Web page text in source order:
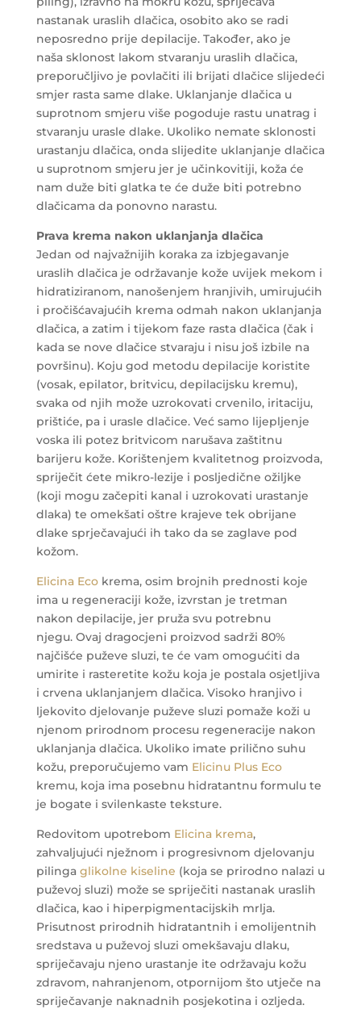
nastanak uraslih dlačica, osobito ako se radi
neposredno prije depilacije. Također, ako je
naša sklonost lakom stvaranju uraslih dlačica,
preporučljivo je povlačiti ili brijati dlačice slijedeći
smjer rasta same dlake. Uklanjanje dlačica u
suprotnom smjeru više pogoduje rastu unatrag i
stvaranju urasle dlake. Ukoliko nemate sklonosti
urastanju dlačica, onda slijedite uklanjanje dlačica
u suprotnom smjeru jer je učinkovitiji, koža će
nam duže biti glatka te će duže biti potrebno
dlačicama da ponovno narastu.
Prava krema nakon uklanjanja dlačica
Jedan od najvažnijih koraka za izbjegavanje
uraslih dlačica je održavanje kože uvijek mekom i
hidratiziranom, nanošenjem hranjivih, umirujućih
i pročišćavajućih krema odmah nakon uklanjanja
dlačica, a zatim i tijekom faze rasta dlačica (čak i
kada se nove dlačice stvaraju i nisu još izbile na
površinu). Koju god metodu depilacije koristite
(vosak, epilator, britvicu, depilacijsku kremu),
svaka od njih može uzrokovati crvenilo, iritaciju,
prištiće, pa i urasle dlačice. Već samo lijepljenje
voska ili potez britvicom narušava zaštitnu
barijeru kože. Korištenjem kvalitetnog proizvoda,
spriječit ćete mikro-lezije i posljedične ožiljke
(koji mogu začepiti kanal i uzrokovati urastanje
dlaka) te omekšati oštre krajeve tek obrijane
dlake sprječavajući ih tako da se zaglave pod
kožom.
Elicina Ecokrema, osim brojnih prednosti koje
ima u regeneraciji kože, izvrstan je tretman
nakon depilacije, jer pruža svu potrebnu
njegu. Ovaj dragocjeni proizvod sadrži 80%
najčišće puževe sluzi, te će vam omogućiti da
umirite i rasteretite kožu koja je postala osjetljiva
i crvena uklanjanjem dlačica. Visoko hranjivo i
ljekovito djelovanje puževe sluzi pomaže koži u
njenom prirodnom procesu regeneracije nakon
uklanjanja dlačica. Ukoliko imate prilično suhu
kožu, preporučujemo vam Elicinu Plus Eco
kremu, koja ima posebnu hidratantnu formulu te
je bogate i svilenkaste teksture.
Redovitom upotrebom Elicina krema,
zahvaljujući nježnom i progresivnom djelovanju
pilinga glikolne kiseline (koja se prirodno nalazi u
puževoj sluzi) može se spriječiti nastanak uraslih
dlačica, kao i hiperpigmentacijskih mrlja.
Prisutnost prirodnih hidratantnih i emolijentnih
sredstava u puževoj sluzi omekšavaju dlaku,
spriječavaju njeno urastanje ite održavaju kožu
zdravom, nahranjenom, otpornijom što utječe na
spriječavanje naknadnih posjekotina i ozljeda.